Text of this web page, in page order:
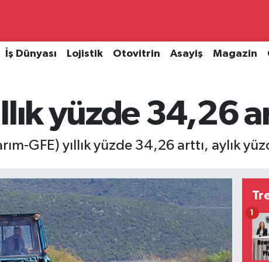
İş Dünyası Lojistik Otovitrin Asayiş Magazin
yüzde 34,26
GFE) yıllık yüzde 34,26 arttı, aylık
1